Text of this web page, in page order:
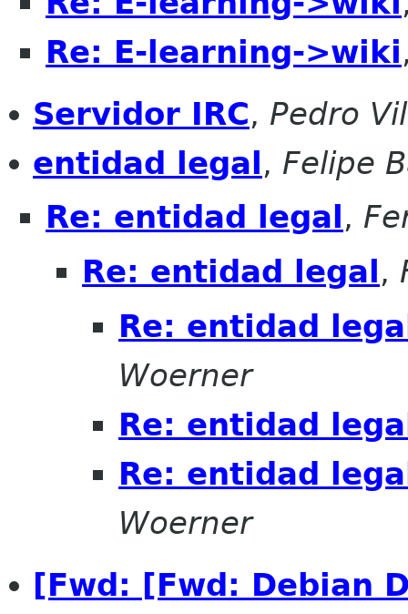
Re: E-learning->wiki
Servidor IRC, Pedro
entidad legal, Felipe
Re: entidad legal ,
Re: entidad legal,
Re: entidad
Woerner
Re: entidad
Re: entidad
Woerner
[Fwd: [Fwd: Debian